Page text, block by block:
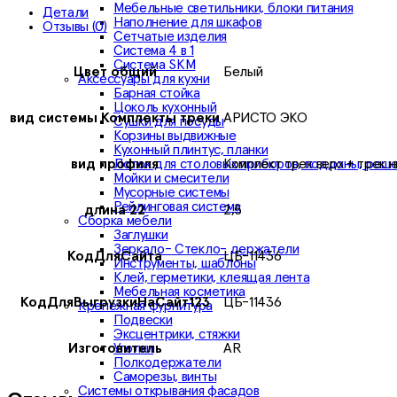
Мебельные светильники, блоки питания
Наполнение для шкафов
Сетчатые изделия
Система 4 в 1
Система SKM
Аксессуары для кухни
Барная стойка
Цоколь кухонный
Сушки для посуды
Корзины выдвижные
Кухонный плинтус, планки
Лоток для столовых приборов, поддоны,
Мойки и смесители
Мусорные системы
Рейлинговая система
Сборка мебели
Заглушки
Зеркало- Стекло- держатели
Инструменты, шаблоны
Клей, герметики, клеящая лента
Мебельная косметика
Крепежная фурнитура
Подвески
Эксцентрики, стяжки
Уголки
Полкодержатели
Саморезы, винты
Системы открывания фасадов
Детали
Отзывы (0)
Цвет общий Белый
вид системы Комплекты треки АРИСТО ЭКО
вид профиля Комплект трек верх + трек
длина 22 2,5
КодДляСайта ЦБ-11436
КодДляВыгрузкиНаСайт123 ЦБ-11436
Изготовитель AR